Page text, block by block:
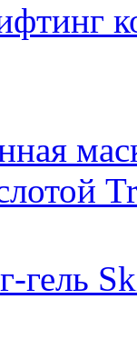
гель